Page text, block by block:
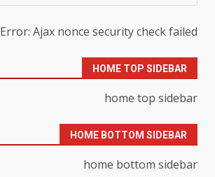
عن:
Error: Ajax nonce security check failed.
HOME TOP SIDEBAR
home top sidebar
HOME BOTTOM SIDEBAR
home bottom sidebar